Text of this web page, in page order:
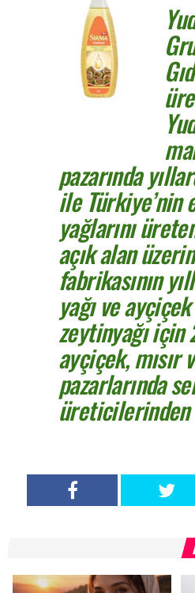
pazarında
ile Türkiye’nin
yağlarını
açık alan
fabrikasının
yağı ve
zeytinyağı için
ayçiçek,
pazarlarında
üreticilerinden